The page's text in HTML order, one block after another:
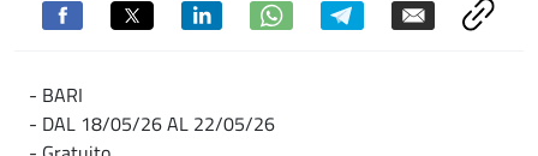
- BARI
- DAL 18/05/26 AL 22/05/26